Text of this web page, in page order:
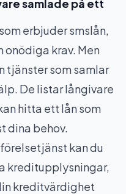
samlade på ett
erbjuder smslån,
onödiga krav. Men
tjänster som samlar
De listar långivare
hitta ett lån som
dina behov.
kan du
kreditupplysningar,
kreditvärdighet